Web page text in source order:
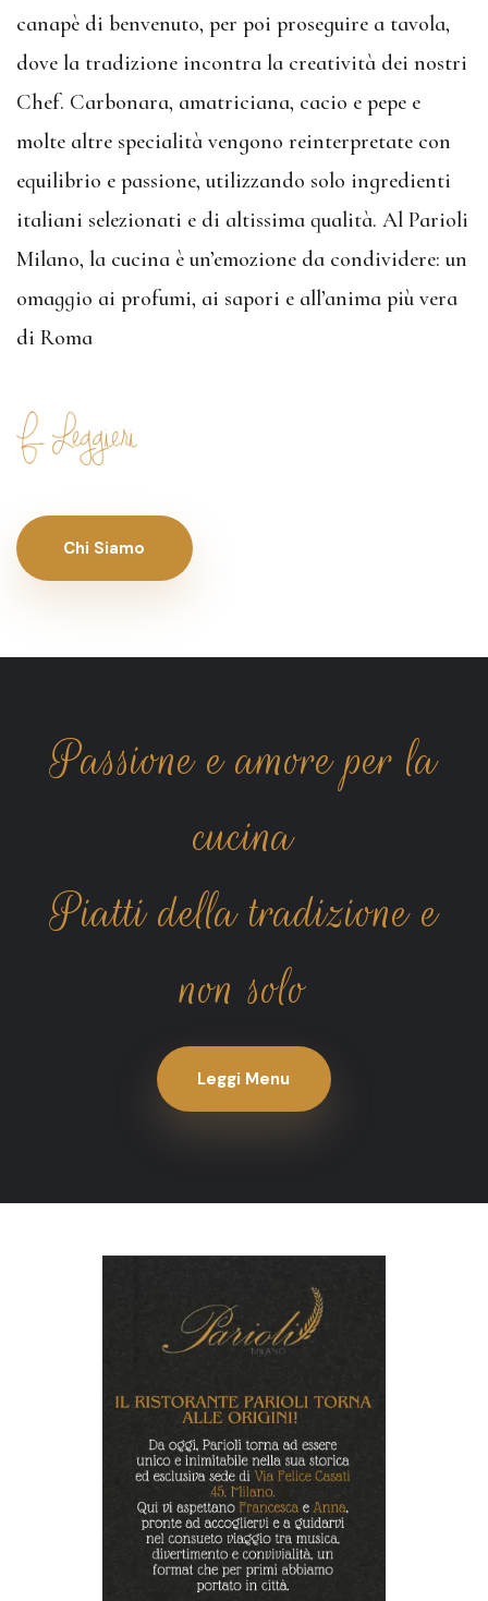
canapè di benvenuto, per poi proseguire a tavola,
dove la tradizione incontra la creatività dei nostri
Chef. Carbonara, amatriciana, cacio e pepe e
molte altre specialità vengono reinterpretate con
equilibrio e passione, utilizzando solo ingredienti
italiani selezionati e di altissima qualità. Al Parioli
Milano, la cucina è un’emozione da condividere: un
omaggio ai profumi, ai sapori e all’anima più vera
di Roma
Chi Siamo
Passione e amore per la
cucina
Piatti della tradizione e
non solo
Leggi Menu